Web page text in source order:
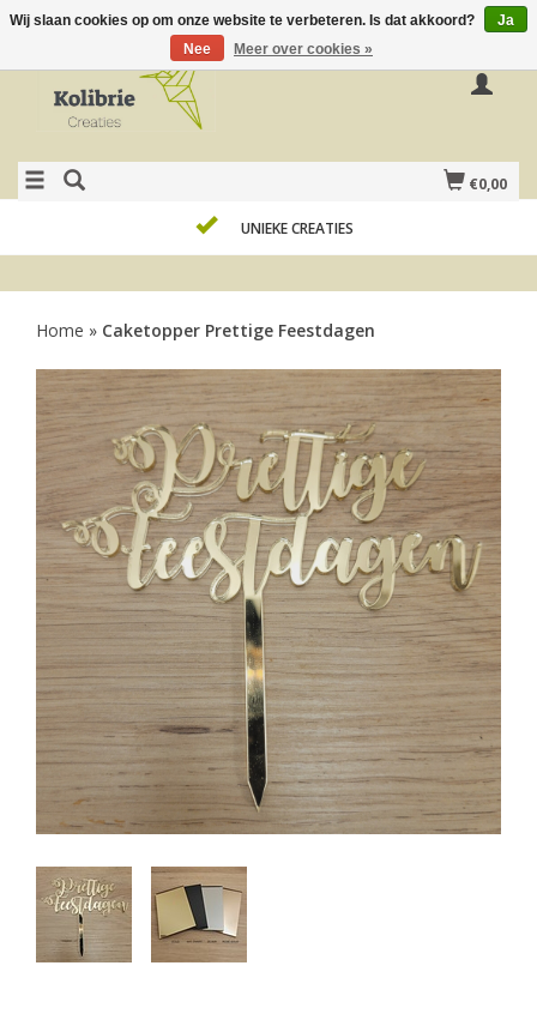
€0,00
UNIEKE CREATIES
Home » Caketopper Prettige Feestdagen
Wij slaan cookies op om onze website te verbeteren. Is dat akkoord?
Ja
Nee
Meer over cookies »